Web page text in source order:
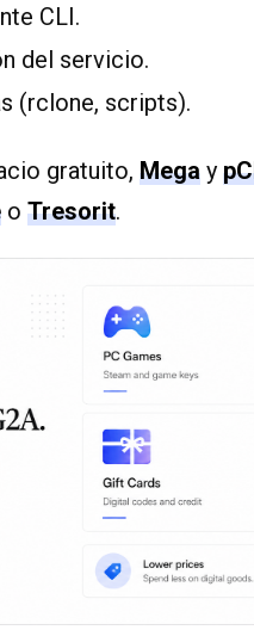
CLI.
del servicio.
(rclone, scripts).
gratuito, Mega y
o Tresorit.